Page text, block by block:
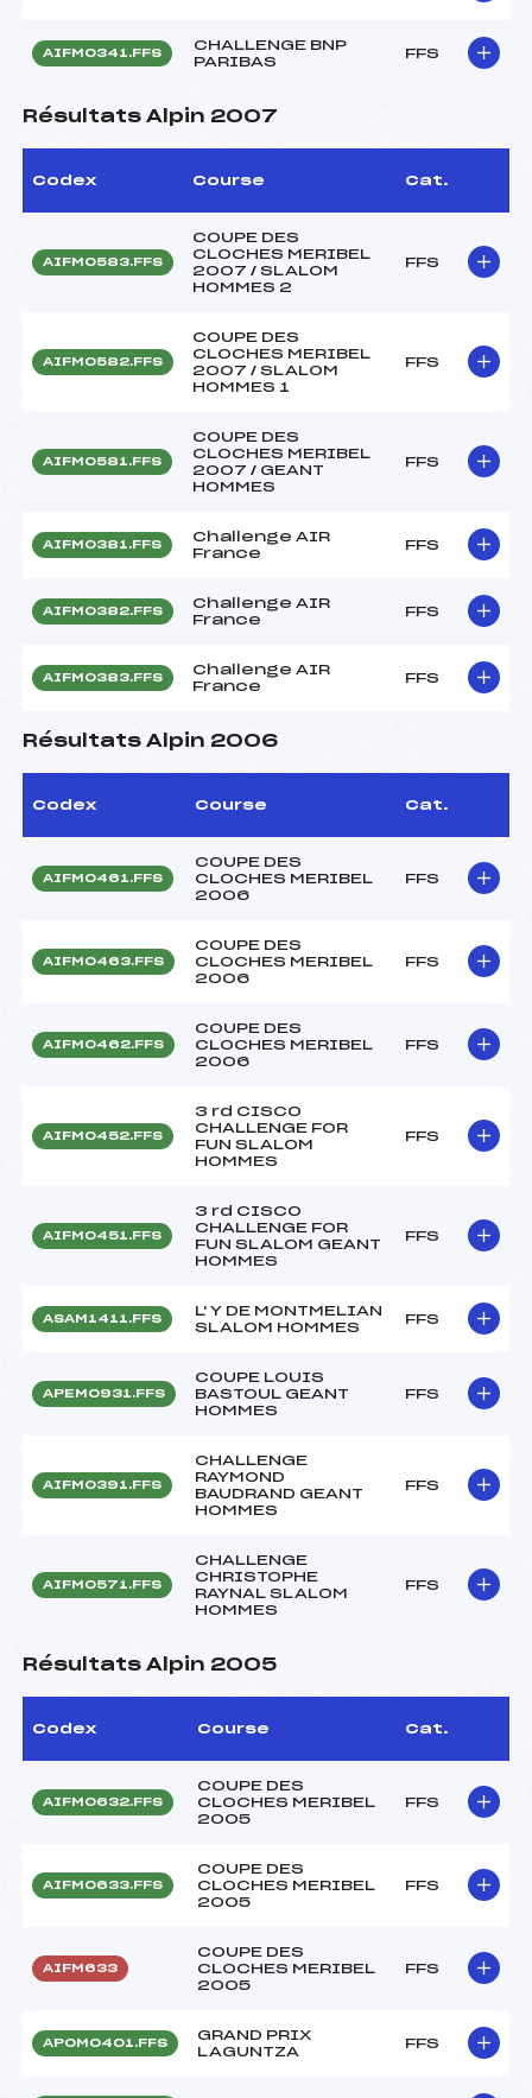
AIFM0341.FFS
CHALLENGE BNP
PARIBAS
FFS
Résultats Alpin 2007
Codex Course Cat.
AIFM0583.FFS
COUPE DES
CLOCHES MERIBEL
2007 / SLALOM
HOMMES 2
FFS
AIFM0582.FFS
COUPE DES
CLOCHES MERIBEL
2007 / SLALOM
HOMMES 1
FFS
AIFM0581.FFS
COUPE DES
CLOCHES MERIBEL
2007 / GEANT
HOMMES
FFS
AIFM0381.FFS
Challenge AIR
France
FFS
AIFM0382.FFS
Challenge AIR
France
FFS
AIFM0383.FFS
Challenge AIR
France
FFS
Résultats Alpin 2006
Codex Course Cat.
AIFM0461.FFS
COUPE DES
CLOCHES MERIBEL
2006
FFS
AIFM0463.FFS
COUPE DES
CLOCHES MERIBEL
2006
FFS
AIFM0462.FFS
COUPE DES
CLOCHES MERIBEL
2006
FFS
AIFM0452.FFS
3 rd CISCO
CHALLENGE FOR
FUN SLALOM
HOMMES
FFS
AIFM0451.FFS
3 rd CISCO
CHALLENGE FOR
FUN SLALOM GEANT
HOMMES
FFS
ASAM1411.FFS
L' Y DE MONTMELIAN
SLALOM HOMMES
FFS
APEM0931.FFS
COUPE LOUIS
BASTOUL GEANT
HOMMES
FFS
AIFM0391.FFS
CHALLENGE
RAYMOND
BAUDRAND GEANT
HOMMES
FFS
AIFM0571.FFS
CHALLENGE
CHRISTOPHE
RAYNAL SLALOM
HOMMES
FFS
Résultats Alpin 2005
Codex Course Cat.
AIFM0632.FFS
COUPE DES
CLOCHES MERIBEL
2005
FFS
AIFM0633.FFS
COUPE DES
CLOCHES MERIBEL
2005
FFS
AIFM633
COUPE DES
CLOCHES MERIBEL
2005
FFS
APOM0401.FFS
GRAND PRIX
LAGUNTZA
FFS